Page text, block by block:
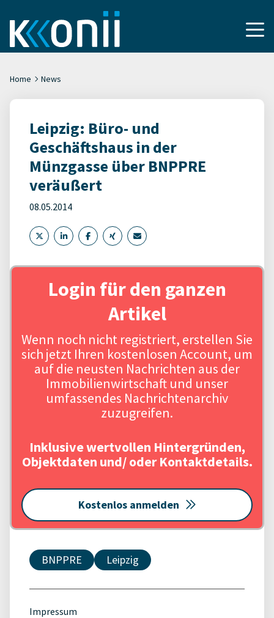
Home News
Leipzig: Büro- und
Geschäftshaus in der
Münzgasse über BNPPRE
veräußert
08.05.2014
Login für den ganzen
Artikel
Wenn noch nicht registriert, erstellen Sie
sich jetzt Ihren kostenlosen Account, um
auf die neusten Nachrichten aus der
Immobilienwirtschaft und unser
umfassendes Nachrichtenarchiv
zuzugreifen.
Inklusive wertvollen Hintergründen,
Objektdaten und/ oder Kontaktdetails.
Kostenlos anmelden
BNPPRE Leipzig
Impressum